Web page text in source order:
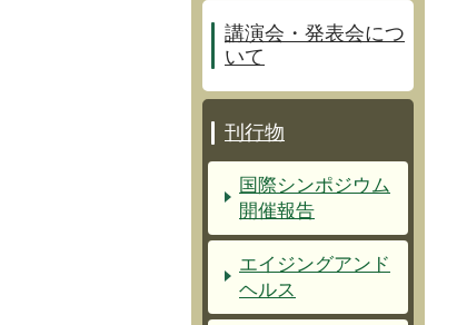
講演会・発表会につ
いて
刊行物
国際シンポジウム
開催報告
エイジングアンド
ヘルス